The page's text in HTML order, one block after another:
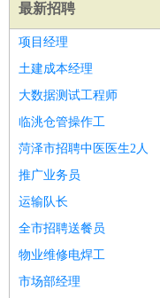
最新招聘
项目经理
土建成本经理
大数据测试工程师
临洮仓管操作工
菏泽市招聘中医医生2人
推广业务员
运输队长
全市招聘送餐员
物业维修电焊工
市场部经理